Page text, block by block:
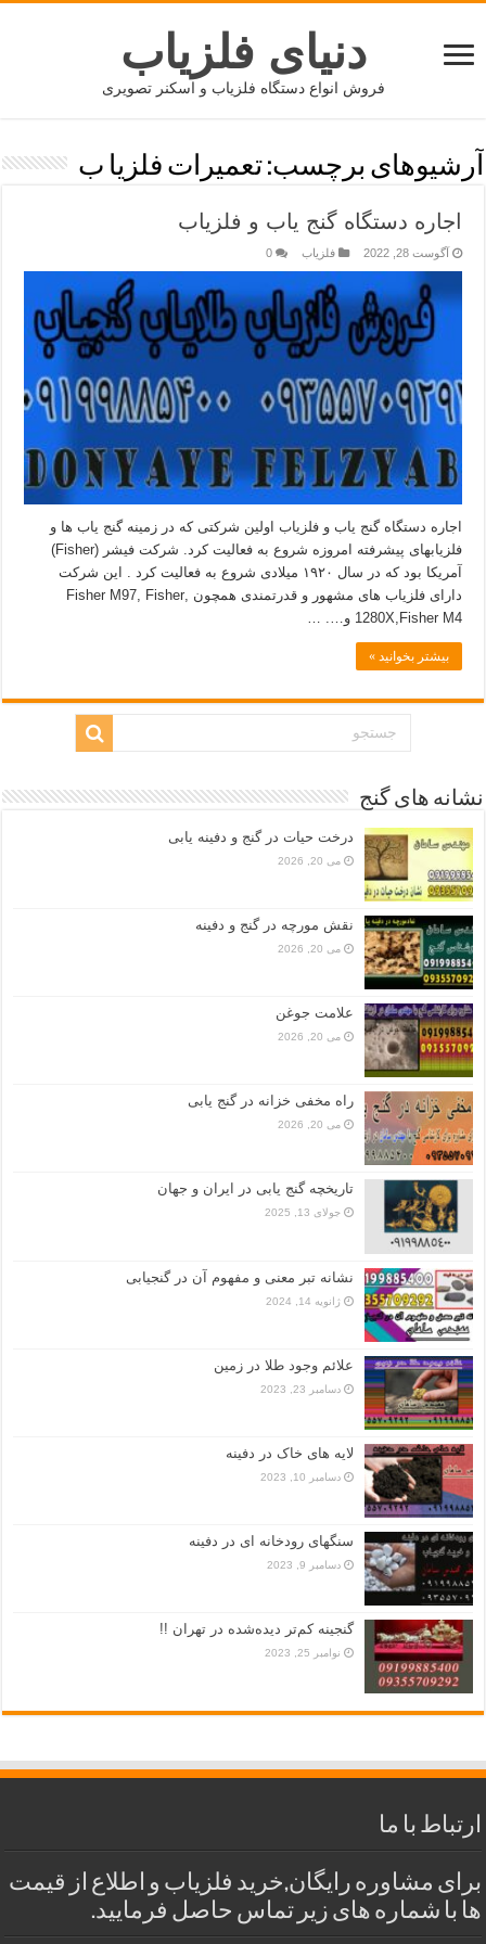
دنیای فلزیاب
فروش انواع دستگاه فلزیاب و اسکنر تصویری
آرشیوهای برچسب:تعمیرات فلزیا ب
اجاره دستگاه گنج یاب و فلزیاب
آگوست 28, 2022 فلزیاب 0
اجاره دستگاه گنج یاب و فلزیاب اولین شرکتی که در زمینه گنج یاب ها و
فلزیابهای پیشرفته امروزه شروع به فعالیت کرد. شرکت فیشر (Fisher)
آمریکا بود که در سال ۱۹۲۰ میلادی شروع به فعالیت کرد . این شرکت
دارای فلزیاب های مشهور و قدرتمندی همچون ,Fisher M97, Fisher
1280X,Fisher M4 و…. …
بیشتر بخوانید »
نشانه های گنج
درخت حیات در گنج و دفینه یابی
می 20, 2026
نقش مورچه در گنج و دفینه
می 20, 2026
علامت جوغن
می 20, 2026
راه مخفی خزانه در گنج یابی
می 20, 2026
تاریخچه گنج‌ یابی در ایران و جهان
جولای 13, 2025
نشانه تبر معنی و مفهوم آن در گنجیابی
ژانویه 14, 2024
علائم وجود طلا در زمین
دسامبر 23, 2023
لایه های خاک در دفینه
دسامبر 10, 2023
سنگهای رودخانه ای در دفینه
دسامبر 9, 2023
گنجینه کم‌تر دیده‌شده در تهران !!
نوامبر 25, 2023
ارتباط با ما
برای مشاوره رایگان,خرید فلزیاب و اطلاع از قیمت
ها با شماره های زیر تماس حاصل فرمایید.